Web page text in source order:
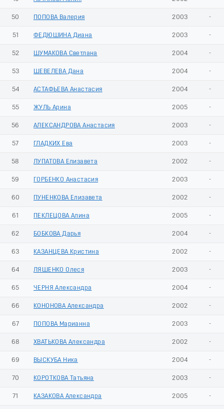
50 ПОПОВА Валерия 2003 -
51 ФЕДЮШИНА Диана 2003 -
52 ШУМАКОВА Светлана 2004 -
53 ШЕВЕЛЕВА Дана 2004 -
54 АСТАФЬЕВА Анастасия 2004 -
55 ЖУЛЬ Арина 2005 -
56 АЛЕКСАНДРОВА Анастасия 2003 -
57 ГЛАДКИХ Ева 2003 -
58 ЛУПАТОВА Елизавета 2002 -
59 ГОРБЕНКО Анастасия 2003 -
60 ПУНЕНКОВА Елизавета 2002 -
61 ПЕКЛЕЦОВА Алина 2005 -
62 БОБКОВА Дарья 2004 -
63 КАЗАНЦЕВА Кристина 2002 -
64 ЛЯШЕНКО Олеся 2003 -
65 ЧЕРНЯ Александра 2004 -
66 КОНОНОВА Александра 2002 -
67 ПОПОВА Марианна 2003 -
68 ХВАТЬКОВА Александра 2002 -
69 ВЫСКУБА Ника 2004 -
70 КОРОТКОВА Татьяна 2003 -
71 КАЗАКОВА Александра 2005 -